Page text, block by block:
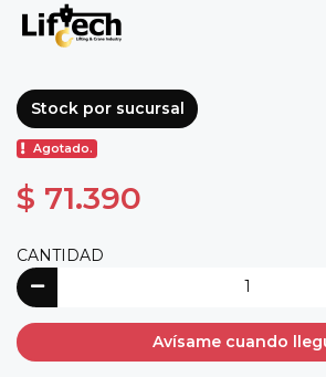
Stock por sucursal
Agotado.
$ 71.390
CANTIDAD
Avísame cuando